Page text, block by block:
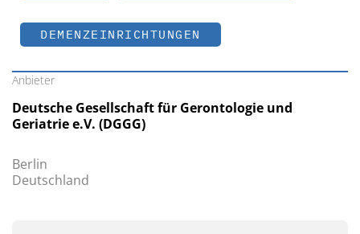
DEMENZEINRICHTUNGEN
Anbieter
Deutsche Gesellschaft für Gerontologie und
Geriatrie e.V. (DGGG)
Berlin
Deutschland